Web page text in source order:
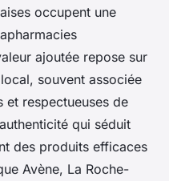
occupent une
ajoutée repose sur
souvent associée
et respectueuses de
qui séduit
des produits efficaces
Avène, La Roche-